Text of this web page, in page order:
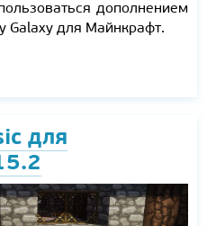
дополнением
Galaxy для Майнкрафт.
для